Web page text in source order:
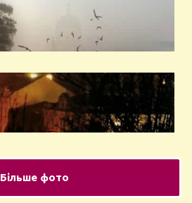
Більше фото